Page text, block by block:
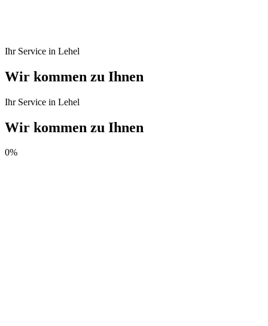
Ihr Service in Lehel
Wir kommen zu Ihnen
Ihr Service in Lehel
Wir kommen zu Ihnen
0%